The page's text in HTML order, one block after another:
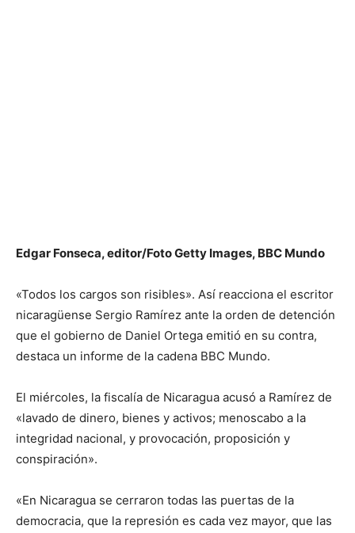
Edgar Fonseca, editor/Foto Getty Images, BBC Mundo
«Todos los cargos son risibles». Así reacciona el escritor
nicaragüense Sergio Ramírez ante la orden de detención
que el gobierno de Daniel Ortega emitió en su contra,
destaca un informe de la cadena BBC Mundo.
El miércoles, la fiscalía de Nicaragua acusó a Ramírez de
«lavado de dinero, bienes y activos; menoscabo a la
integridad nacional, y provocación, proposición y
conspiración».
«En Nicaragua se cerraron todas las puertas de la
democracia, que la represión es cada vez mayor, que las